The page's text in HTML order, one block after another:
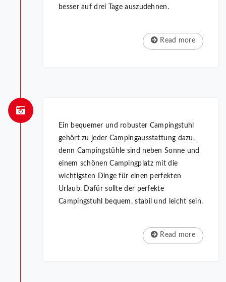
besser auf drei Tage auszudehnen.
Read more
Ein bequemer und robuster Campingstuhl
gehört zu jeder Campingausstattung dazu,
denn Campingstühle sind neben Sonne und
einem schönen Campingplatz mit die
wichtigsten Dinge für einen perfekten
Urlaub. Dafür sollte der perfekte
Campingstuhl bequem, stabil und leicht sein.
Read more